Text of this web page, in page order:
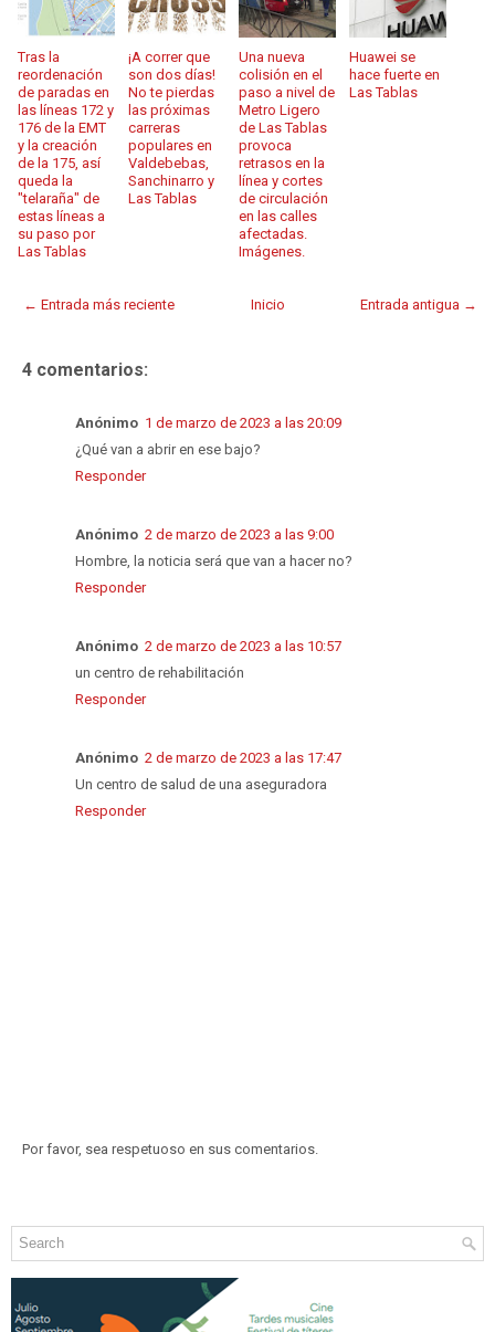
Tras la
reordenación
de paradas en
las líneas 172 y
176 de la EMT
y la creación
de la 175, así
queda la
"telaraña" de
estas líneas a
su paso por
Las Tablas
¡A correr que
son dos días!
No te pierdas
las próximas
carreras
populares en
Valdebebas,
Sanchinarro y
Las Tablas
Una nueva
colisión en el
paso a nivel de
Metro Ligero
de Las Tablas
provoca
retrasos en la
línea y cortes
de circulación
en las calles
afectadas.
Imágenes.
Huawei se
hace fuerte en
Las Tablas
← Entrada más reciente Entrada antigua →
Inicio
4 comentarios:
Anónimo 1 de marzo de 2023 a las 20:09
¿Qué van a abrir en ese bajo?
Responder
Anónimo 2 de marzo de 2023 a las 9:00
Hombre, la noticia será que van a hacer no?
Responder
Anónimo 2 de marzo de 2023 a las 10:57
un centro de rehabilitación
Responder
Anónimo 2 de marzo de 2023 a las 17:47
Un centro de salud de una aseguradora
Responder
Por favor, sea respetuoso en sus comentarios.